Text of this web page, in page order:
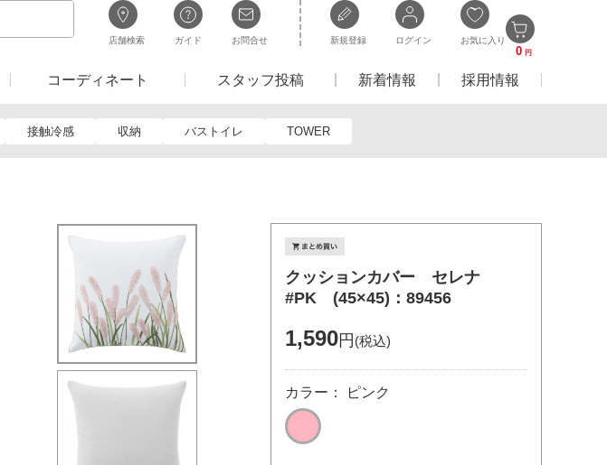
店舗検索 ガイド お問合せ 新規登録 ログイン お気に入り
0 円
コーディネート スタッフ投稿 新着情報 採用情報
接触冷感 収納 バストイレ TOWER
クッションカバー セレナ
#PK (45×45)：89456
1,590円 (税込)
カラー： ピンク